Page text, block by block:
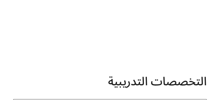
التخصصات التدريبية